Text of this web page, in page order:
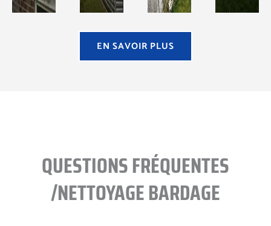
EN SAVOIR PLUS
QUESTIONS FRÉQUENTES
/NETTOYAGE BARDAGE